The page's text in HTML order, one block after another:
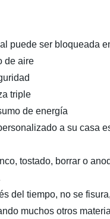
puede ser bloqueada
de aire
triple
de energía
a su casa
tostado, borrar o
del tiempo, no se
muchos otros